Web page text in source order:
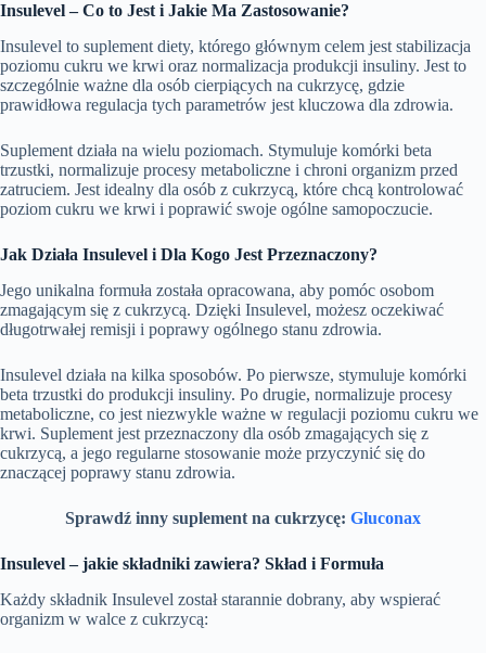
Insulevel – Co to Jest i Jakie Ma Zastosowanie?
Insulevel to suplement diety, którego głównym celem jest stabilizacja
poziomu cukru we krwi oraz normalizacja produkcji insuliny. Jest to
szczególnie ważne dla osób cierpiących na cukrzycę, gdzie
prawidłowa regulacja tych parametrów jest kluczowa dla zdrowia.
Suplement działa na wielu poziomach. Stymuluje komórki beta
trzustki, normalizuje procesy metaboliczne i chroni organizm przed
zatruciem. Jest idealny dla osób z cukrzycą, które chcą kontrolować
poziom cukru we krwi i poprawić swoje ogólne samopoczucie.
Jak Działa Insulevel i Dla Kogo Jest Przeznaczony?
Jego unikalna formuła została opracowana, aby pomóc osobom
zmagającym się z cukrzycą. Dzięki Insulevel, możesz oczekiwać
długotrwałej remisji i poprawy ogólnego stanu zdrowia.
Insulevel działa na kilka sposobów. Po pierwsze, stymuluje komórki
beta trzustki do produkcji insuliny. Po drugie, normalizuje procesy
metaboliczne, co jest niezwykle ważne w regulacji poziomu cukru we
krwi. Suplement jest przeznaczony dla osób zmagających się z
cukrzycą, a jego regularne stosowanie może przyczynić się do
znaczącej poprawy stanu zdrowia.
Sprawdź inny suplement na cukrzycę: Gluconax
Insulevel – jakie składniki zawiera? Skład i Formuła
Każdy składnik Insulevel został starannie dobrany, aby wspierać
organizm w walce z cukrzycą: